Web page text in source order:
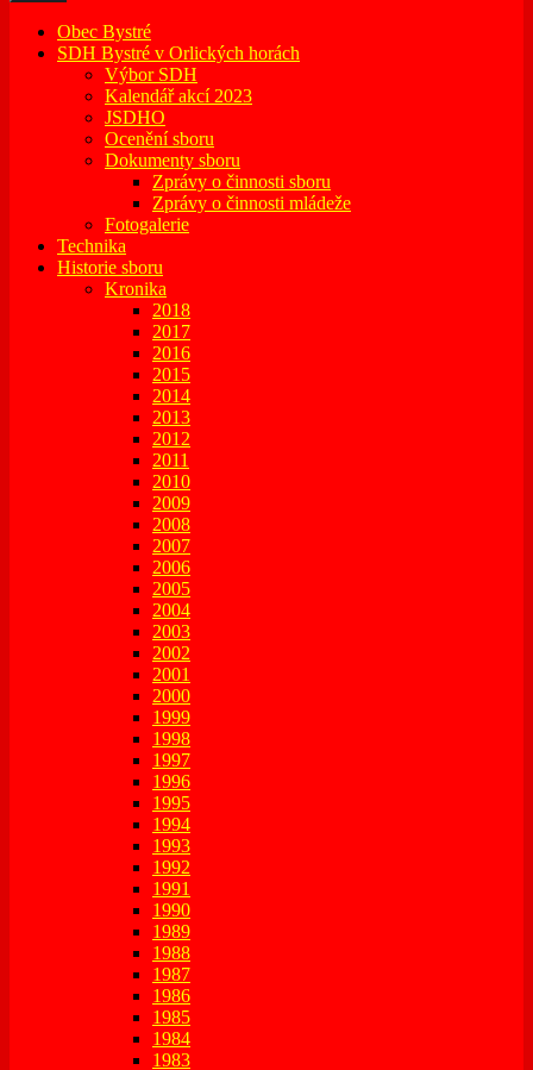
Obec Bystré
SDH Bystré v Orlických horách
Výbor SDH
Kalendář akcí 2023
JSDHO
Ocenění sboru
Dokumenty sboru
Zprávy o činnosti sboru
Zprávy o činnosti mládeže
Fotogalerie
Technika
Historie sboru
Kronika
2018
2017
2016
2015
2014
2013
2012
2011
2010
2009
2008
2007
2006
2005
2004
2003
2002
2001
2000
1999
1998
1997
1996
1995
1994
1993
1992
1991
1990
1989
1988
1987
1986
1985
1984
1983